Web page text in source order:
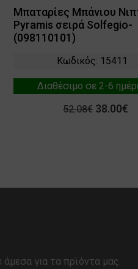
Μπαταρίες Μπάνιου
Pyramis σειρά Solfegio-
(098110101)
Κωδικός: 15411
Διαθέσιμο σε 2-6
52.08€ 38.00€
για τα πρϊόντα μας.